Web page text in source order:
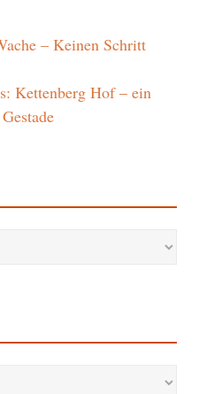
– Keinen Schritt
Kettenberg Hof – ein